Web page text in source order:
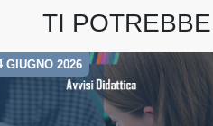
TI
GIUGNO 2026